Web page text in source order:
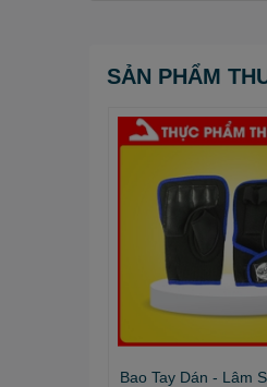
SẢN PHẨM
Bao Tay Dán - Lâm